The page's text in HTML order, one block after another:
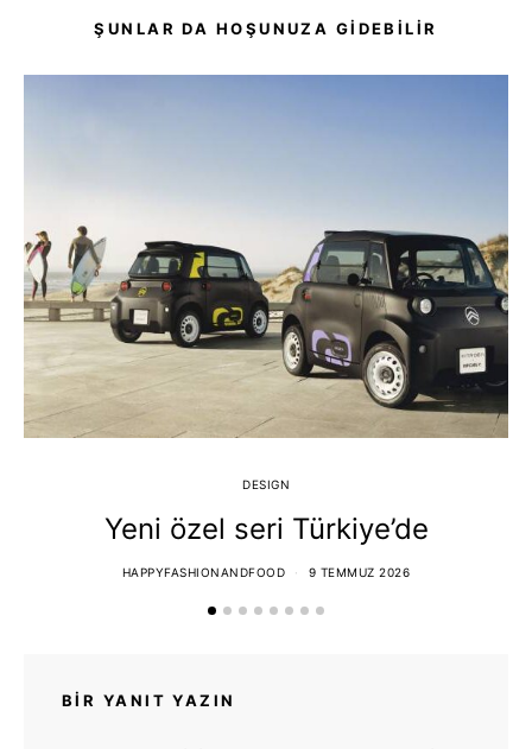
ŞUNLAR DA HOŞUNUZA GIDEBILIR
DESIGN
Yeni özel seri Türkiye’de
HAPPYFASHIONANDFOOD 9 TEMMUZ 2026
BIR YANIT YAZIN